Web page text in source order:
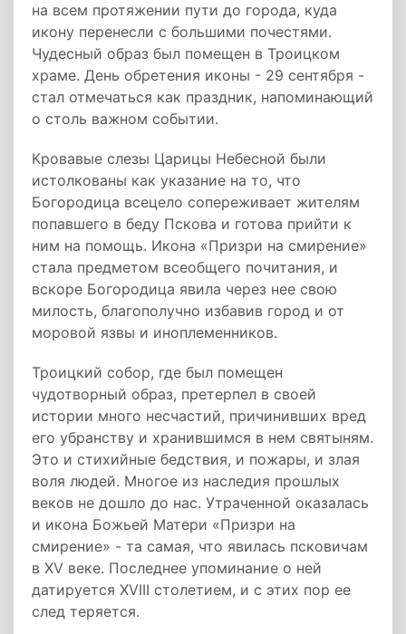
на всем протяжении пути до города, куда
икону перенесли с большими почестями.
Чудесный образ был помещен в Троицком
храме. День обретения иконы - 29 сентября -
стал отмечаться как праздник, напоминающий
о столь важном событии.
Кровавые слезы Царицы Небесной были
истолкованы как указание на то, что
Богородица всецело сопереживает жителям
попавшего в беду Пскова и готова прийти к
ним на помощь. Икона «Призри на смирение»
стала предметом всеобщего почитания, и
вскоре Богородица явила через нее свою
милость, благополучно избавив город и от
моровой язвы и иноплеменников.
Троицкий собор, где был помещен
чудотворный образ, претерпел в своей
истории много несчастий, причинивших вред
его убранству и хранившимся в нем святыням.
Это и стихийные бедствия, и пожары, и злая
воля людей. Многое из наследия прошлых
веков не дошло до нас. Утраченной оказалась
и икона Божьей Матери «Призри на
смирение» - та самая, что явилась псковичам
в XV веке. Последнее упоминание о ней
датируется XVIII столетием, и с этих пор ее
след теряется.